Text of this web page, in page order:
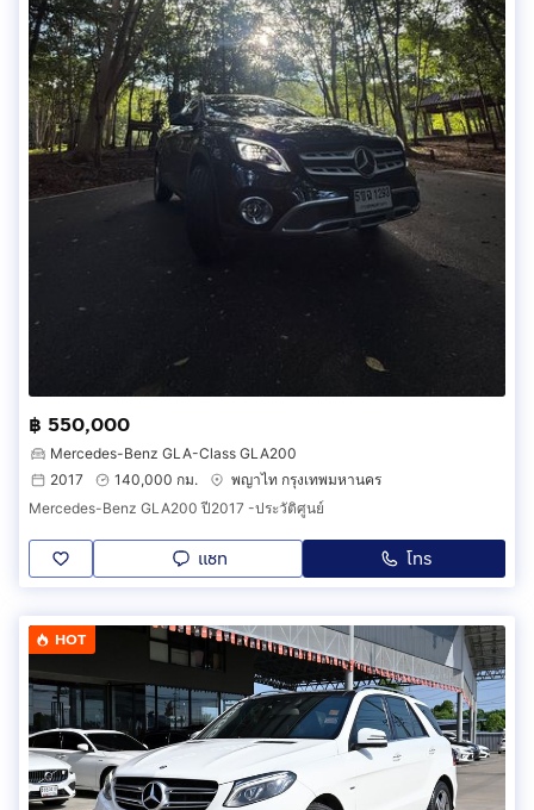
฿ 550,000
Mercedes-Benz GLA-Class GLA200
2017
140,000 กม.
พญาไท กรุงเทพมหานคร
Mercedes-Benz GLA200 ปี2017 -ประวัติศูนย์
แชท โทร
HOT